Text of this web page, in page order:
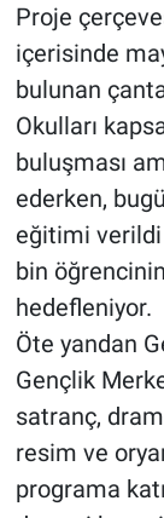
Proje
içerisinde
bulunan
Okulları
buluşması
ederken,
eğitimi
bin
hedefleniyor.
Öte yandan
Gençlik
satranç,
resim ve
programa